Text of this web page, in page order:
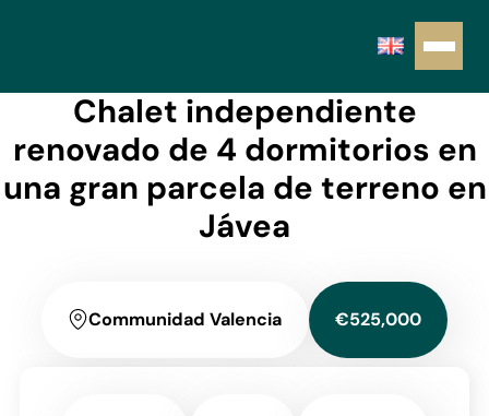
Chalet independiente
renovado de 4 dormitorios en
una gran parcela de terreno en
Jávea
Communidad Valencia €525,000